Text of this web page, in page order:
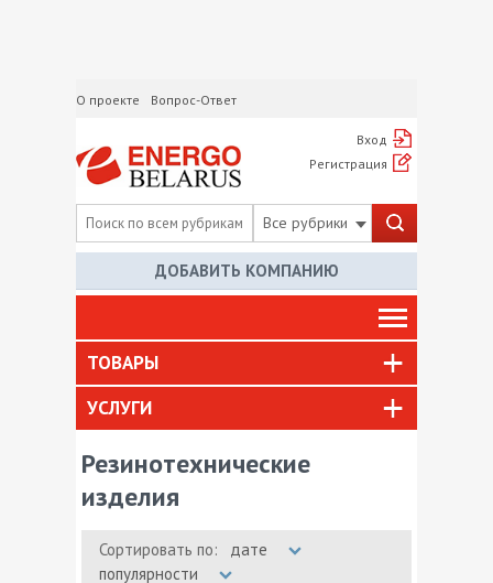
О проекте Вопрос-Ответ
Вход
Регистрация
Все рубрики
ДОБАВИТЬ КОМПАНИЮ
ТОВАРЫ
УСЛУГИ
Резинотехнические
изделия
Сортировать по:
дате
популярности